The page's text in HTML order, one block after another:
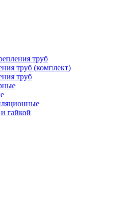
труб
труб (комплект)
труб
гайкой